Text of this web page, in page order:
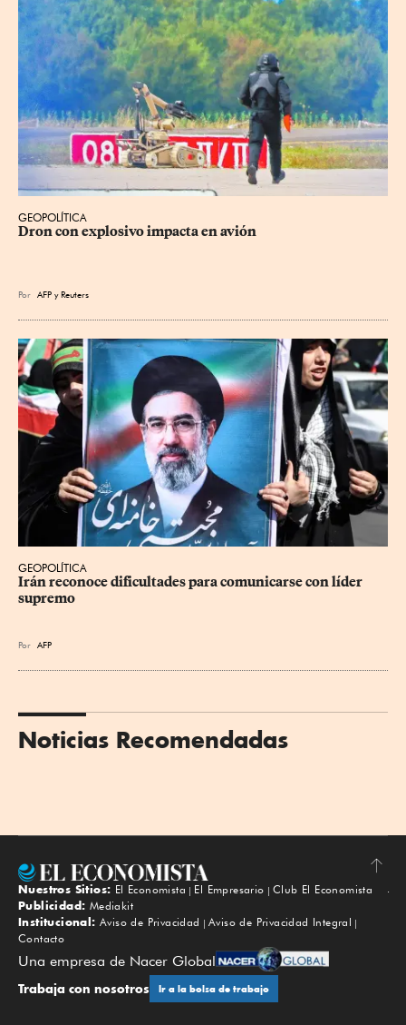
GEOPOLÍTICA
Dron con explosivo impacta en avión
Por AFP yReuters
GEOPOLÍTICA
Irán reconoce dificultades para comunicarse con líder
supremo
Por AFP
Noticias Recomendadas
Subir
Nuestros Sitios: El Economista El Empresario
Club El Economista
Publicidad: Mediakit
Institucional: Aviso de Privacidad
Aviso de Privacidad Integral
Contacto
Una empresa de Nacer Global
Trabaja con nosotros Ir a la bolsa de trabajo